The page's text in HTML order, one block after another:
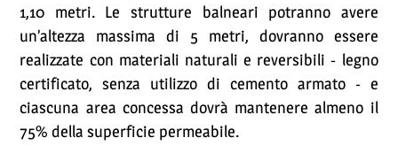
1,10 metri. Le strutture balneari potranno avere
un’altezza massima di 5 metri, dovranno essere
realizzate con materiali naturali e reversibili - legno
certificato, senza utilizzo di cemento armato - e
ciascuna area concessa dovrà mantenere almeno il
75% della superficie permeabile.